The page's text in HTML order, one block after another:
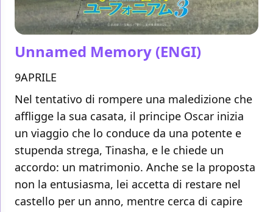
Unnamed Memory (ENGI)
9APRILE
Nel tentativo di rompere una maledizione che
affligge la sua casata, il principe Oscar inizia
un viaggio che lo conduce da una potente e
stupenda strega, Tinasha, e le chiede un
accordo: un matrimonio. Anche se la proposta
non la entusiasma, lei accetta di restare nel
castello per un anno, mentre cerca di capire